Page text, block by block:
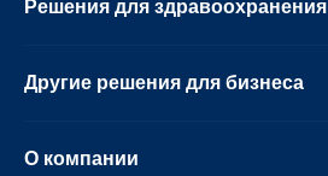
Решения для здравоохранения
Другие решения для бизнеса
О компании